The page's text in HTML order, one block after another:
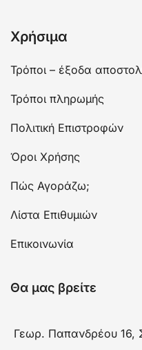
Χρήσιμα
Τρόποι – έξοδα
Τρόποι πληρωμής
Πολιτική Επιστροφών
Όροι Χρήσης
Πώς Αγοράζω;
Λίστα Επιθυμιών
Επικοινωνία
Θα μας βρείτε
Γεωρ. Παπανδρέου 16,